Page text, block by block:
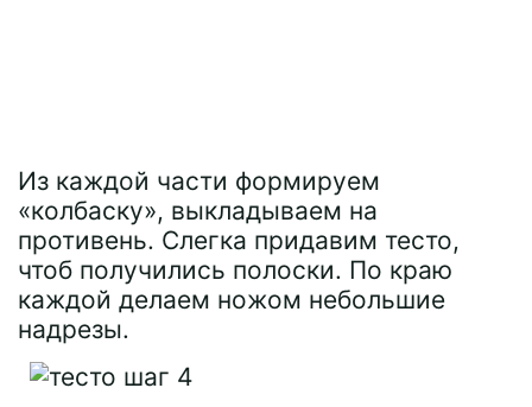
Из каждой части формируем
«колбаску», выкладываем на
противень. Слегка придавим тесто,
чтоб получились полоски. По краю
каждой делаем ножом небольшие
надрезы.